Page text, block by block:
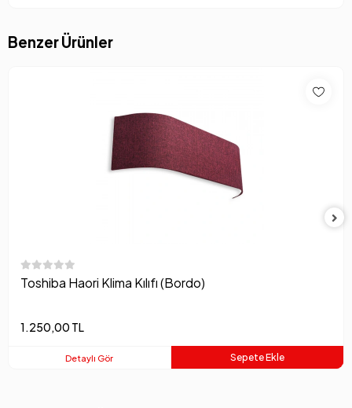
Benzer Ürünler
Toshiba Haori Klima Kılıfı (Bordo)
1.250,00 TL
Detaylı Gör Sepete Ekle